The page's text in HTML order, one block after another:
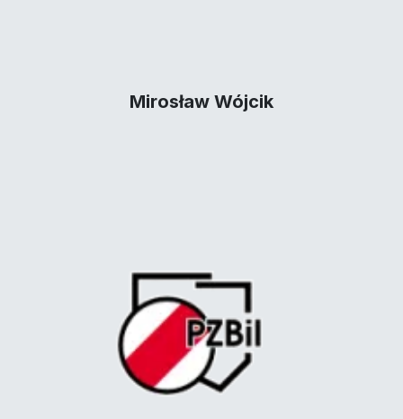
Mirosław Wójcik